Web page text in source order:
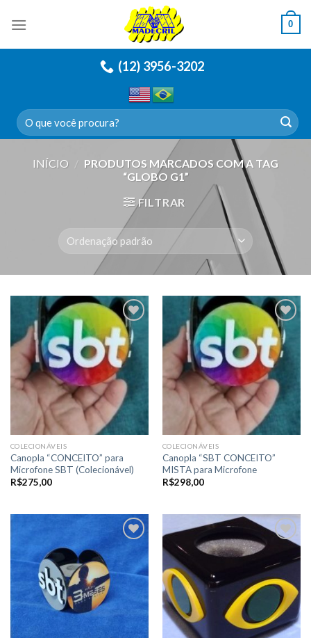
0
(12) 3956-3202
Pesquisar
por:
INÍCIO / PRODUTOS MARCADOS COM A TAG
“GLOBO G1”
FILTRAR
Adicionar
a lista de
desejos
COLECIONÁVEIS
Canopla “CONCEITO” para
Microfone SBT (Colecionável)
R$275,00
Adicionar
a lista de
desejos
COLECIONÁVEIS
Canopla “SBT CONCEITO”
MISTA para Microfone
R$298,00
Adicionar
a lista de
desejos
Adicionar
a lista de
desejos